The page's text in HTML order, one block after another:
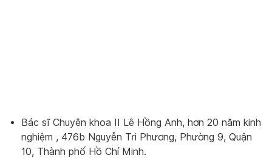
Bác sĩ Chuyên khoa II Lê Hồng Anh, hơn 20 năm kinh
nghiệm , 476b Nguyễn Tri Phương, Phường 9, Quận
10, Thành phố Hồ Chí Minh.